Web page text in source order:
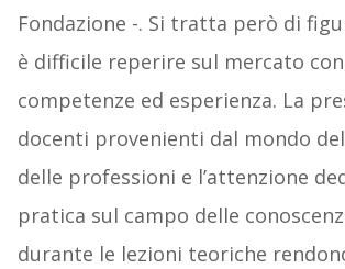
Fondazione -. Si tratta però di
è difficile reperire sul mercato
competenze ed esperienza. La
docenti provenienti dal mondo
delle professioni e l’attenzione
pratica sul campo delle
durante le lezioni teoriche